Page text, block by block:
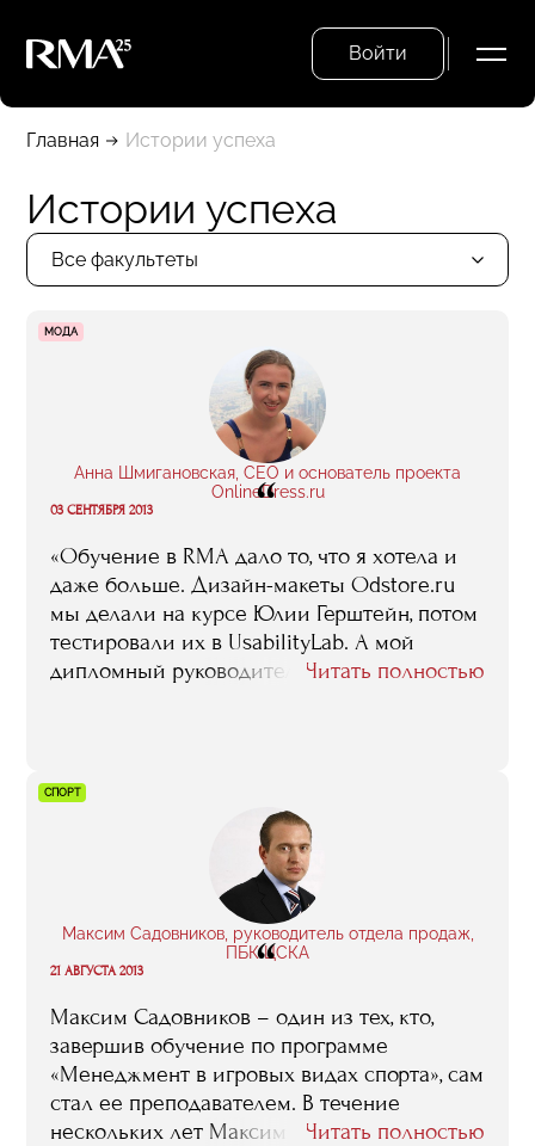
Войти
Главная Истории успеха
Истории успеха
Все факультеты
МОДА
Анна Шмигановская, CEO и основатель проекта
OnlineDress.ru
“
03 СЕНТЯБРЯ 2013
«Обучение в RMA дало то, что я хотела и
даже больше. Дизайн-макеты Odstore.ru
мы делали на курсе Юлии Герштейн, потом
тестировали их в UsabilityLab. А мой
дипломный руководитель Николай
того, как должен работать наш бизнес.
Принципы, рассказанные им на занятиях,
мы используем ежедневно».
Читать полностью
СПОРТ
Максим Садовников, руководитель отдела продаж,
ПБК ЦСКА
“
21 АВГУСТА 2013
Максим Садовников – один из тех, кто,
завершив обучение по программе
«Менеджмент в игровых видах спорта», сам
стал ее преподавателем. В течение
нескольких лет Максим возглавляет отдел
Читать полностью